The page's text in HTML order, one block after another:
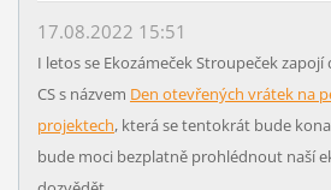
17.08.2022 15:51
I letos se Ekozámeček Stroupeček
CS s názvem Den otevřených vrátek na
projektech, která se tentokrát bude
bude moci bezplatně prohlédnout naší